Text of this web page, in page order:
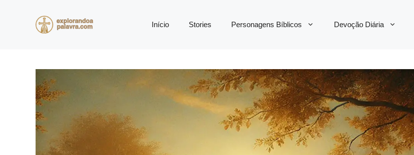
Início Stories Personagens Bíblicos Devoção Diária